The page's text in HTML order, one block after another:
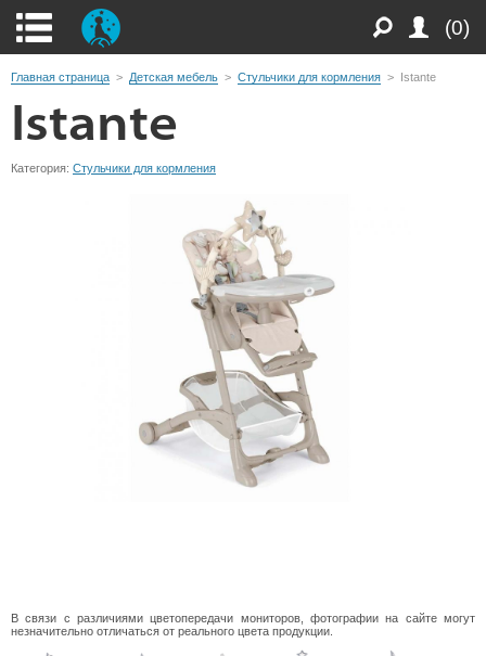
(0)
Главная страница > Детская мебель > Стульчики для кормления > Istante
Istante
Категория: Стульчики для кормления
В связи с различиями цветопередачи мониторов, фотографии на сайте могут
незначительно отличаться от реального цвета продукции.